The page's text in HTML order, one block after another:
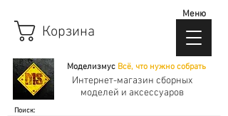
Моделизмус Всё, что нужно собрать
Корзина
Интернет-магазин сборных
моделей и аксессуаров
Поиск:
Меню